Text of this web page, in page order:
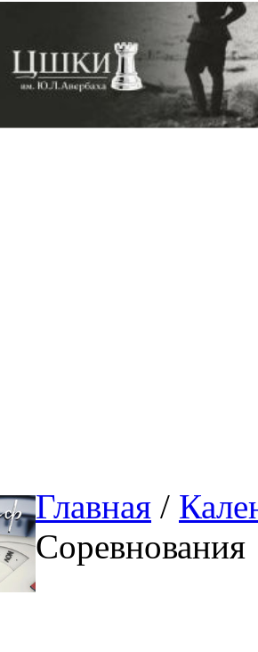
Главная /
Соревнования